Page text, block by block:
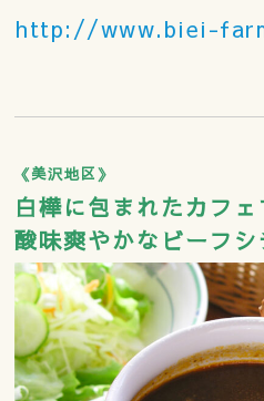
http://www.biei-
《美沢地区》
白樺に包まれたカフェ
酸味爽やかなビーフシ